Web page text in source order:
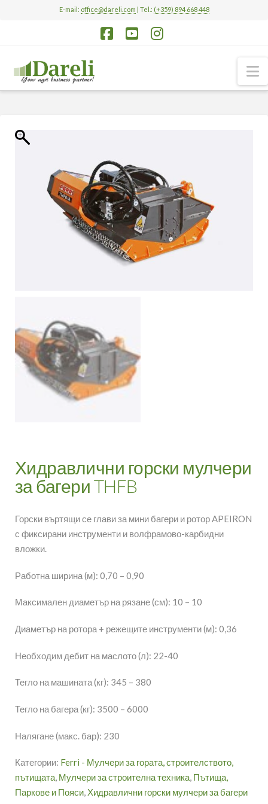
E-mail: office@dareli.com | Tel.: (+359) 894 668 448
Хидравлични горски мулчери
за багери THFB
Горски въртящи се глави за мини багери и ротор APEIRON
с фиксирани инструменти и волфрамово-карбидни
вложки.
Работна ширина (м): 0,70 – 0,90
Максимален диаметър на рязане (см): 10 – 10
Диаметър на ротора + режещите инструменти (м): 0,36
Необходим дебит на маслото (л): 22-40
Тегло на машината (кг): 345 – 380
Тегло на багера (кг): 3500 – 6000
Налягане (макс. бар): 230
Категории: Ferri - Мулчери за гората, строителството,
пътищата, Мулчери за строителна техника, Пътища,
Паркове и Пояси, Хидравлични горски мулчери за багери